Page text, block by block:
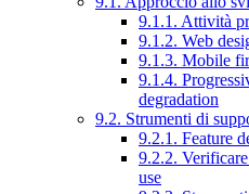
9.1.1. Attività
9.1.2. Web
9.1.3. Mobile
9.1.4.
degradation
9.2. Strumenti di
9.2.1. Feature
9.2.2.
use